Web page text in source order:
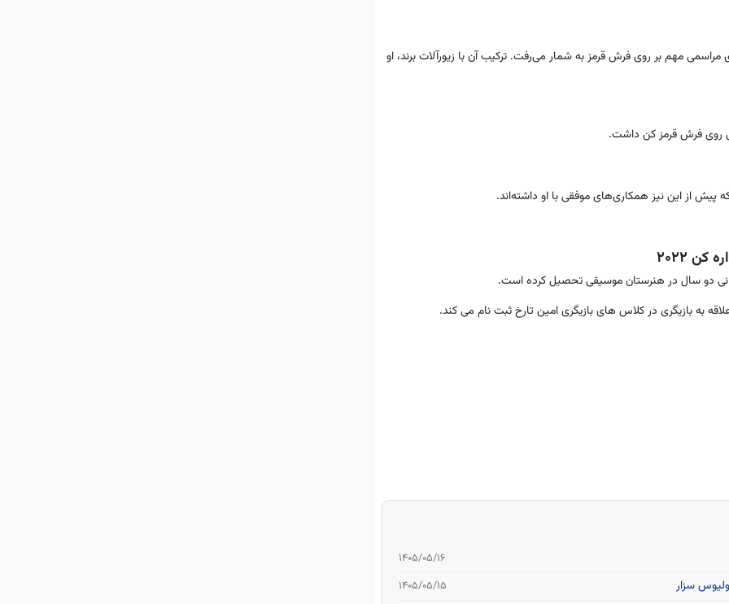
مهم بر روی فرش قرمز به شمار می‌رفت. ترکیب آن با زیورآلات برند، او
روی فرش قرمز کن داشت.
که پیش از این نیز همکاری‌های موفقی با او داشته‌اند.
۲۰۲۲
به بازیگری در کلاس های بازیگری امین تارخ ثبت نام می کند.
۱۴۰۵/۰۵/۱۶
۱۴۰۵/۰۵/۱۵